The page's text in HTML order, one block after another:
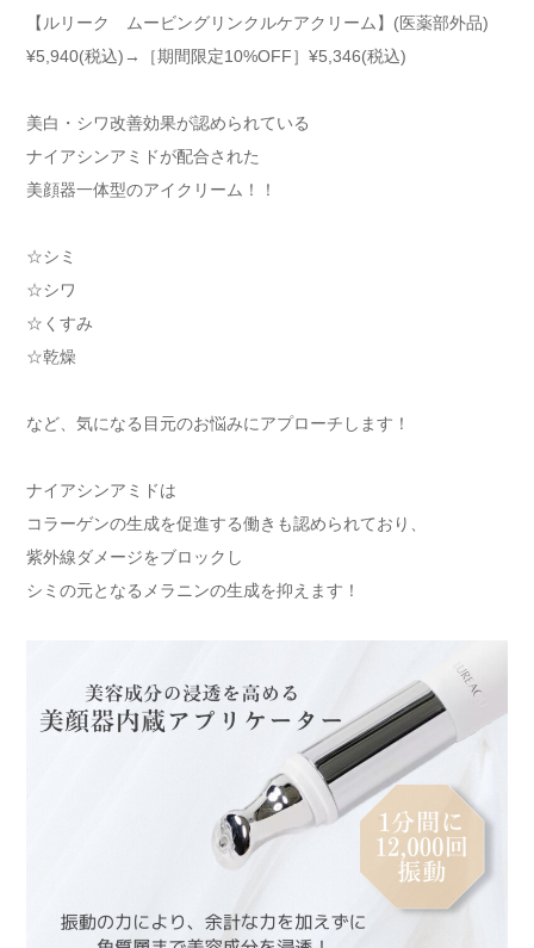
【ルリーク ムービングリンクルケアクリーム】(医薬部外品)
¥5,940(税込)→［期間限定10%OFF］¥5,346(税込)
美白・シワ改善効果が認められている
ナイアシンアミドが配合された
美顔器一体型のアイクリーム！！
☆シミ
☆シワ
☆くすみ
☆乾燥
など、気になる目元のお悩みにアプローチします！
ナイアシンアミドは
コラーゲンの生成を促進する働きも認められており、
紫外線ダメージをブロックし
シミの元となるメラニンの生成を抑えます！